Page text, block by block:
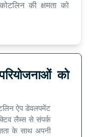
की क्षमता को
को
ऐप डेवलपमेंट
लैब्स से संपर्क
के साथ अपनी